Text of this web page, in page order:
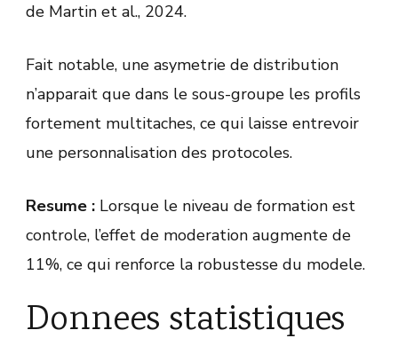
de Martin et al., 2024.
Fait notable, une asymetrie de distribution
n’apparait que dans le sous-groupe les profils
fortement multitaches, ce qui laisse entrevoir
une personnalisation des protocoles.
Resume : Lorsque le niveau de formation est
controle, l’effet de moderation augmente de
11%, ce qui renforce la robustesse du modele.
Donnees statistiques